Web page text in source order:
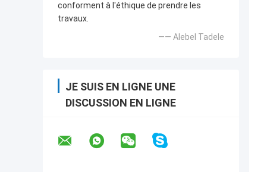
conforment à l'éthique de prendre les
travaux.
—— Alebel Tadele
JE SUIS EN LIGNE UNE
DISCUSSION EN LIGNE